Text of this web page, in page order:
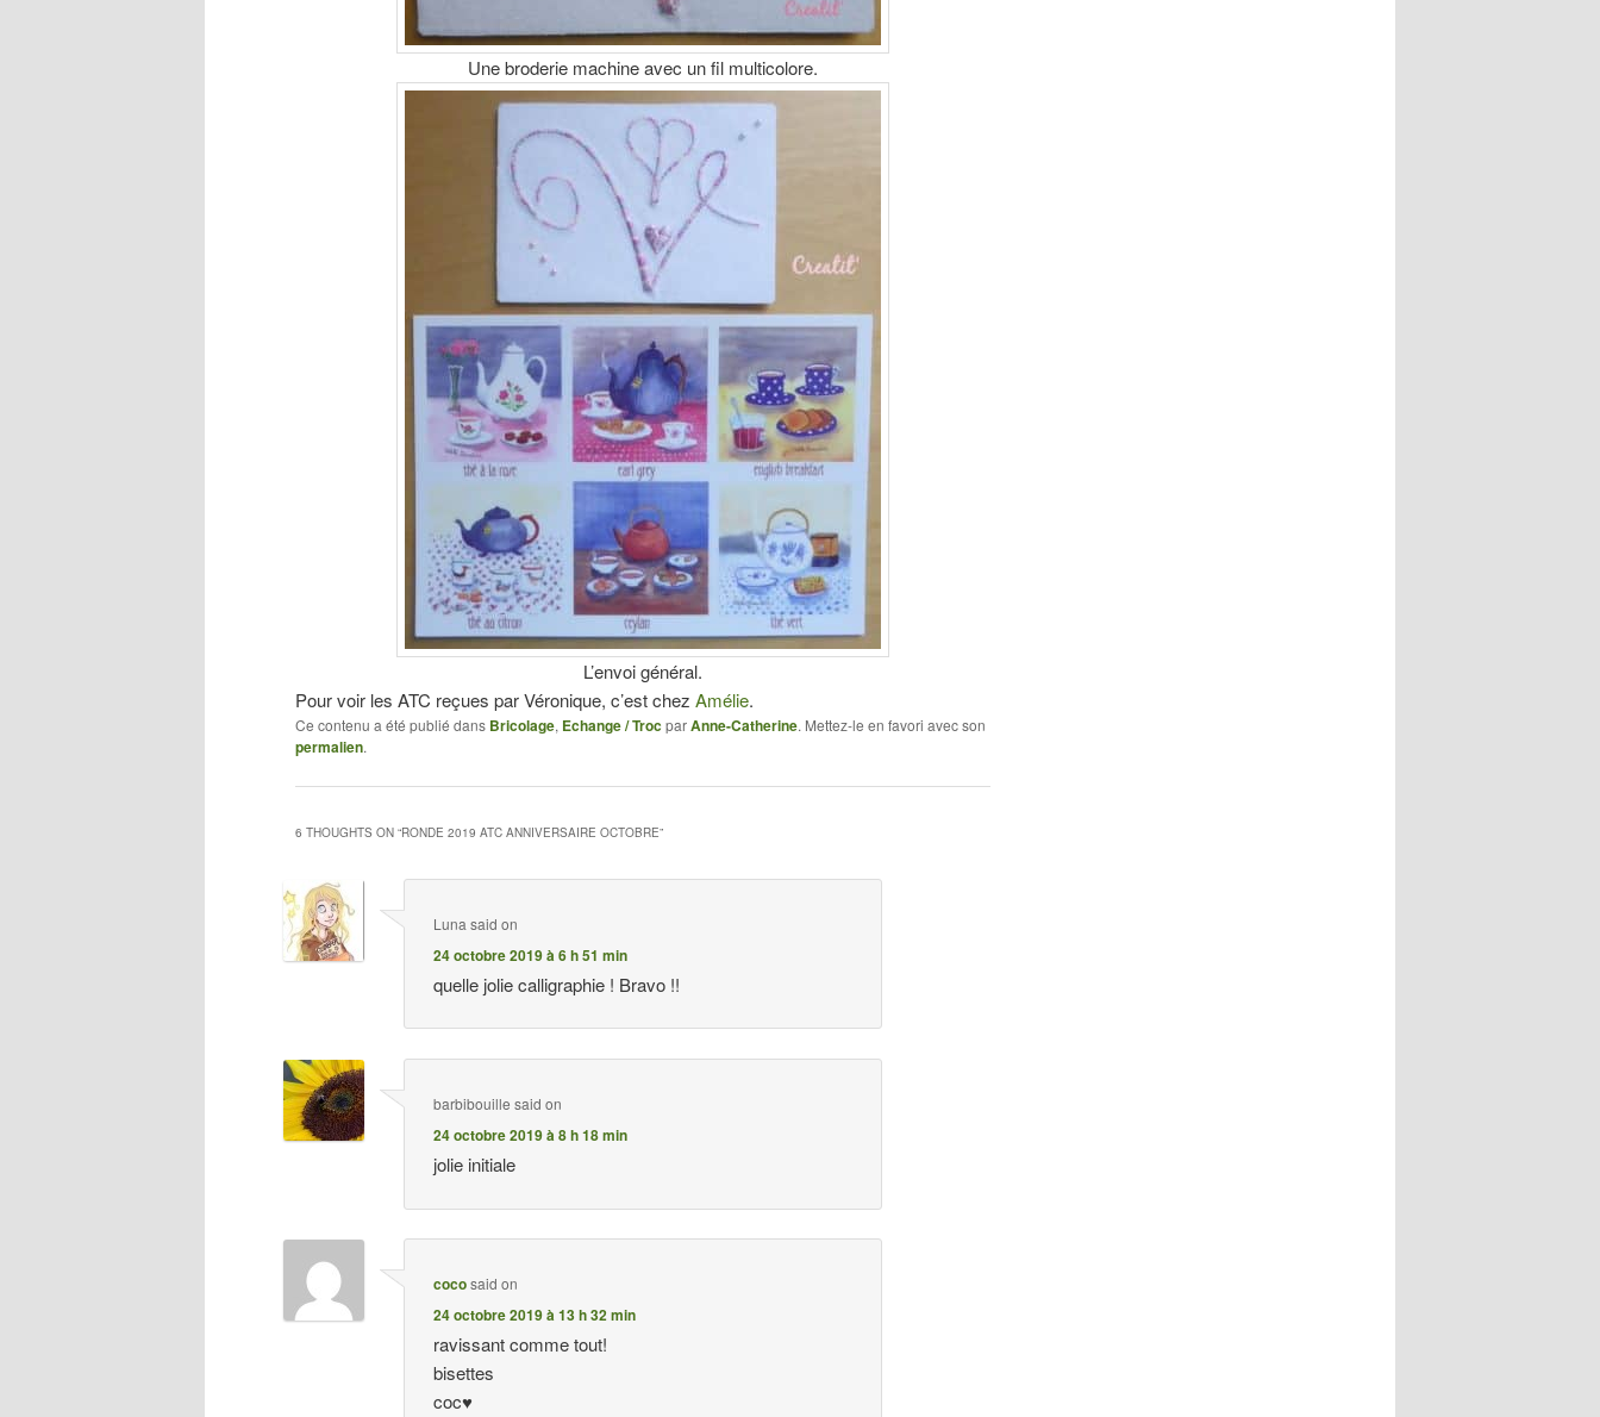
Une broderie machine avec un fil multicolore.
L’envoi général.
Pour voir les ATC reçues par Véronique, c’est chez Amélie.
Ce contenu a été publié dans Bricolage, Echange / TrocparAnne-Catherine. Mettez-le en favori avec son
permalien.
6 THOUGHTS ON “RONDE 2019 ATC ANNIVERSAIRE OCTOBRE”
Luna said on
24 octobre 2019 à 6 h 51 min
quelle jolie calligraphie ! Bravo !!
barbibouille said on
24 octobre 2019 à 8 h 18 min
jolie initiale
cocosaid on
24 octobre 2019 à 13 h 32 min
ravissant comme tout!
bisettes
coc♥